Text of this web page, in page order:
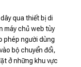
qua thiết bị di
máy chủ web tùy
phép người dùng
bộ chuyển đổi,
ở những khu vực